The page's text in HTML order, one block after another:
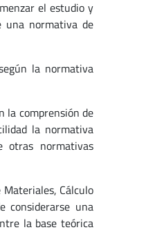
el estudio y
una normativa de
la normativa
la comprensión de
la normativa
otras normativas
Cálculo
considerarse una
la base teórica